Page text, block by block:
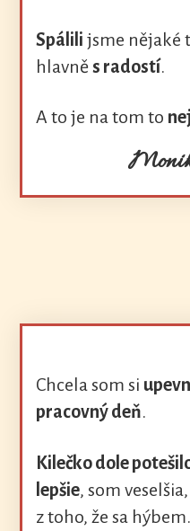
Spálili jsme nějaké
hlavněs radostí.
A to je na tom to
Chcela som si
pracovný deň.
Kilečko dole
lepšie, som
z toho, že sa hýbem.